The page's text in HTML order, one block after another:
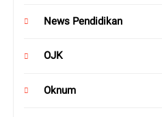
News Pendidikan
OJK
Oknum